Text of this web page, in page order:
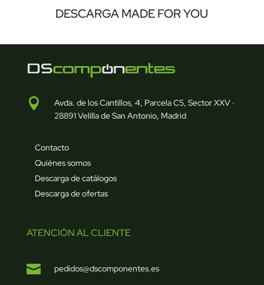
DESCARGA MADE FOR YOU

Avda. de los Cantillos, 4, Parcela C5, Sector XXV ·
28891 Velilla de San Antonio, Madrid
Contacto
Quiénes somos
Descarga de catálogos
Descarga de ofertas
ATENCIÓN AL CLIENTE
 pedidos@dscomponentes.es